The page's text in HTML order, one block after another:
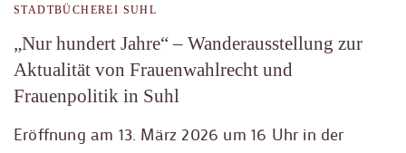
STADTBÜCHEREI SUHL
„Nur hundert Jahre“ – Wanderausstellung zur
Aktualität von Frauenwahlrecht und
Frauenpolitik in Suhl
Eröffnung am 13. März 2026 um 16 Uhr in der